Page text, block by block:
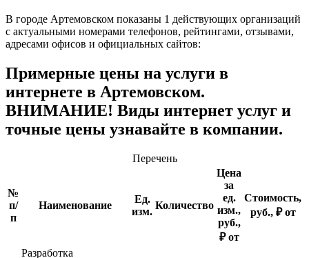
В городе Артемовском показаны 1 действующих организаций
с актуальными номерами телефонов, рейтингами, отзывами,
адресами офисов и официальных сайтов:
Примерные цены на услуги в
интернете в Артемовском.
ВНИМАНИЕ! Виды интернет услуг и
точные цены узнавайте в компании.
Перечень
№
п/
п
Наименование
Ед.
изм.
Количество
Цена
за
ед.
изм.,
руб.,
₽ от
Стоимость,
руб., ₽ от
Разработка